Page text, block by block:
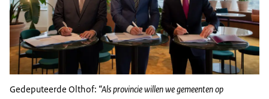
Gedeputeerde Olthof: “Als provincie willen we gemeenten op